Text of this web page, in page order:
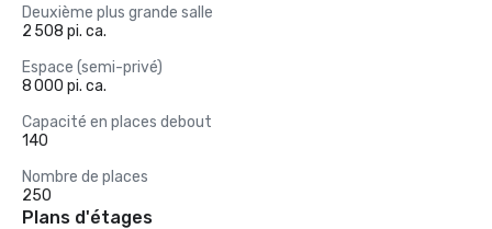
Deuxième plus grande salle
2 508 pi. ca.
Espace (semi-privé)
8 000 pi. ca.
Capacité en places debout
140
Nombre de places
250
Plans d'étages